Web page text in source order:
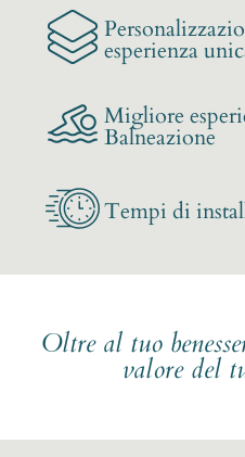
esperienza
Migliore
Balneazione
Tempi di
Oltre al tuo
valore del